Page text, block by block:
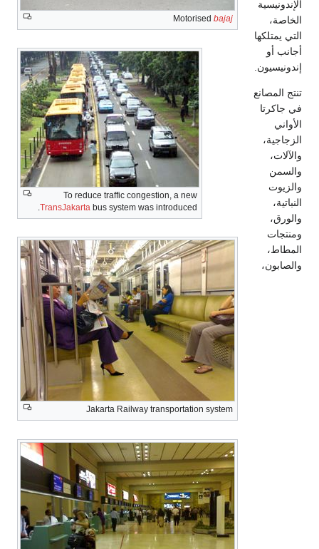
Motorised bajaj
To reduce traffic congestion, a new
TransJakarta bus system was introduced.
Jakarta Railway transportation system
الإندونيسية
الخاصة،
التي يمتلكها
أجانب أو
إندونيسيون.
تنتج المصانع
في جاكرتا
الأواني
الزجاجية،
والآلات،
والسمن
والزيوت
النباتية،
والورق،
ومنتجات
المطاط،
والصابون،